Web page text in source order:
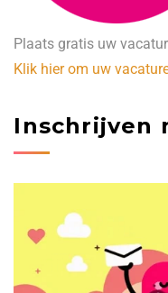
Plaats gratis uw
Klik hier om uw
Inschrijven